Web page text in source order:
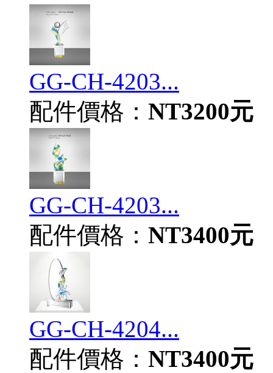
GG-CH-4203...
配件價格： NT3200元
GG-CH-4203...
配件價格： NT3400元
GG-CH-4204...
配件價格： NT3400元